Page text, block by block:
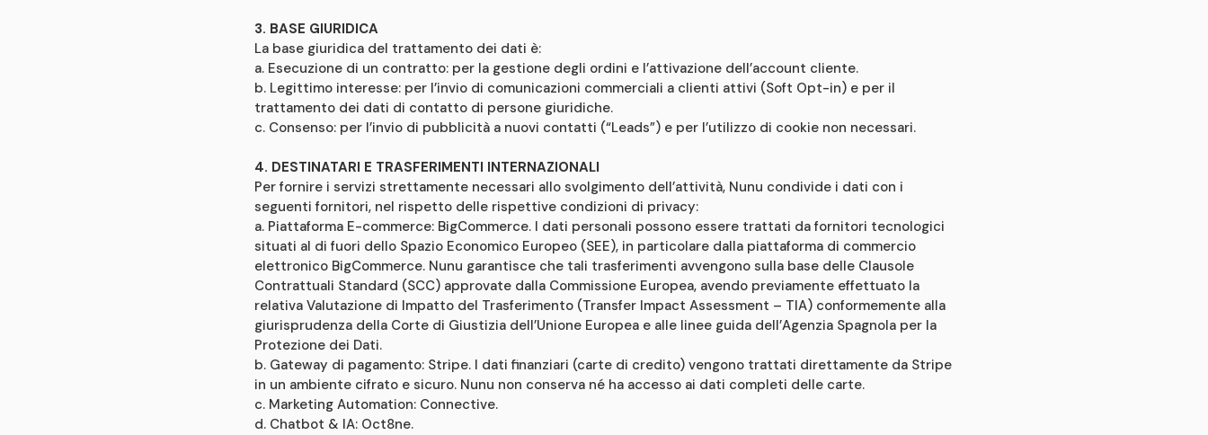
3. BASE GIURIDICA
La base giuridica del trattamento dei dati è:
a. Esecuzione di un contratto: per la gestione degli ordini e l’attivazione dell’account cliente.
b. Legittimo interesse: per l’invio di comunicazioni commerciali a clienti attivi (Soft Opt-in) e per il
trattamento dei dati di contatto di persone giuridiche.
c. Consenso: per l’invio di pubblicità a nuovi contatti (“Leads”) e per l’utilizzo di cookie non necessari.
4. DESTINATARI E TRASFERIMENTI INTERNAZIONALI
Per fornire i servizi strettamente necessari allo svolgimento dell’attività, Nunu condivide i dati con i
seguenti fornitori, nel rispetto delle rispettive condizioni di privacy:
a. Piattaforma E-commerce: BigCommerce. I dati personali possono essere trattati da fornitori tecnologici
situati al di fuori dello Spazio Economico Europeo (SEE), in particolare dalla piattaforma di commercio
elettronico BigCommerce. Nunu garantisce che tali trasferimenti avvengono sulla base delle Clausole
Contrattuali Standard (SCC) approvate dalla Commissione Europea, avendo previamente effettuato la
relativa Valutazione di Impatto del Trasferimento (Transfer Impact Assessment – TIA) conformemente alla
giurisprudenza della Corte di Giustizia dell’Unione Europea e alle linee guida dell’Agenzia Spagnola per la
Protezione dei Dati.
b. Gateway di pagamento: Stripe. I dati finanziari (carte di credito) vengono trattati direttamente da Stripe
in un ambiente cifrato e sicuro. Nunu non conserva né ha accesso ai dati completi delle carte.
c. Marketing Automation: Connective.
d. Chatbot & IA: Oct8ne.